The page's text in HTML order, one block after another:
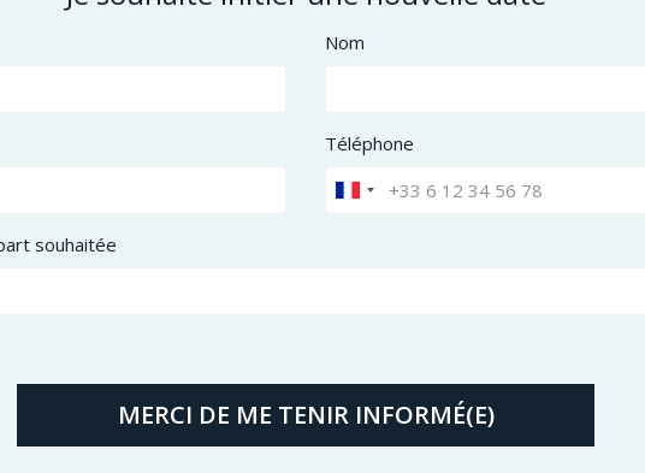
Nom
Téléphone
souhaitée
MERCI DE ME TENIR INFORMÉ(E)